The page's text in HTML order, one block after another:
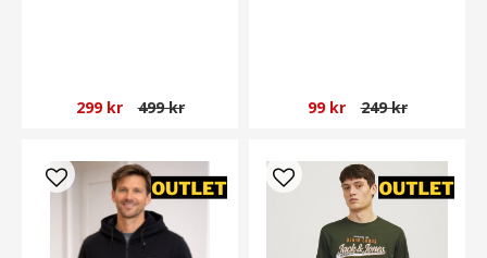
299 kr 499 kr 99 kr 249 kr